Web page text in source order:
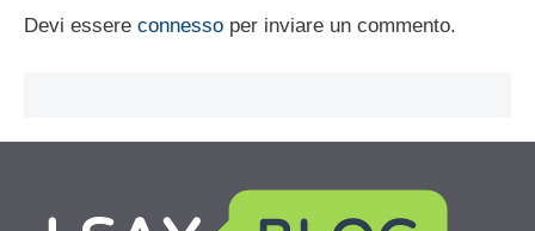
Devi essere connesso per inviare un commento.